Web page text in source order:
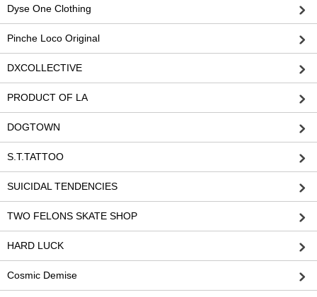
Dyse One Clothing
Pinche Loco Original
DXCOLLECTIVE
PRODUCT OF LA
DOGTOWN
S.T.TATTOO
SUICIDAL TENDENCIES
TWO FELONS SKATE SHOP
HARD LUCK
Cosmic Demise